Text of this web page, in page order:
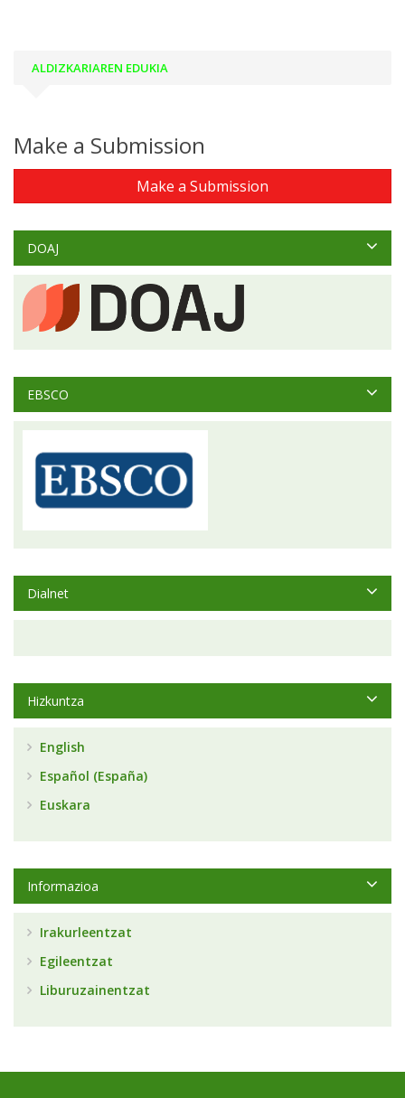
ALDIZKARIAREN EDUKIA
Make a Submission
Make a Submission
DOAJ
EBSCO
Dialnet
Hizkuntza
English
Español (España)
Euskara
Informazioa
Irakurleentzat
Egileentzat
Liburuzainentzat